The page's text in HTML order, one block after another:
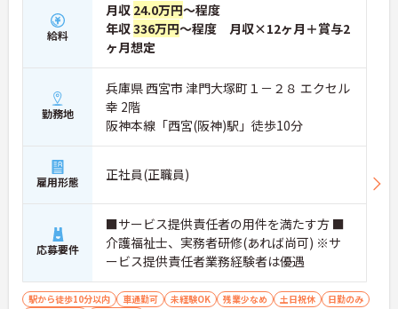
給料
月収 24.0万円～程度
年収336万円～程度 月収×12ヶ月＋賞与2
ヶ月想定
勤務地
兵庫県 西宮市 津門大塚町１－２８ エクセル
幸 2階
阪神本線「西宮(阪神)駅」徒歩10分
雇用形態 正社員(正職員)
応募要件
■サービス提供責任者の用件を満たす方 ■
介護福祉士、実務者研修(あれば尚可) ※サ
ービス提供責任者業務経験者は優遇
駅から徒歩10分以内 車通勤可 未経験OK 残業少なめ 土日祝休
日勤のみ